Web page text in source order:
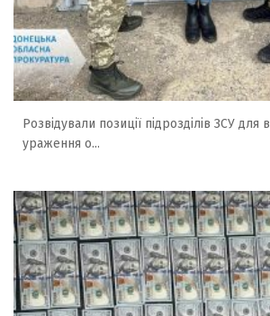
Розвідували позиції підрозділів ЗСУ для
ураження о...